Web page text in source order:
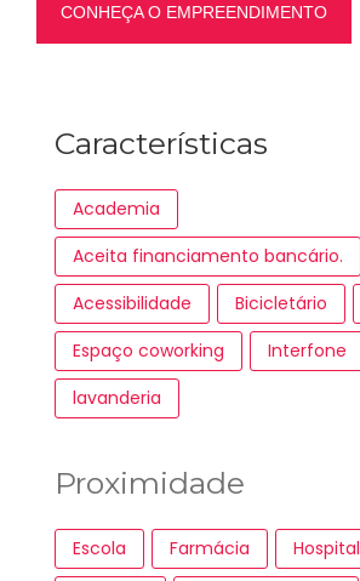
CONHEÇA O EMPREENDIMENTO
Características
Academia
Aceita financiamento bancário.
Acessibilidade
Bicicletário
Espaço coworking
Interfone
lavanderia
Proximidade
Escola Farmácia
Hospital